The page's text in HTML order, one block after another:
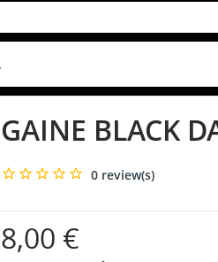
GAINE BLACK
0 review(s)
8,00 €